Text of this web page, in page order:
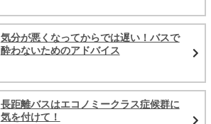
気分が悪くなってからでは遅い！バスで
酔わないためのアドバイス
長距離バスはエコノミークラス症候群に
気を付けて！